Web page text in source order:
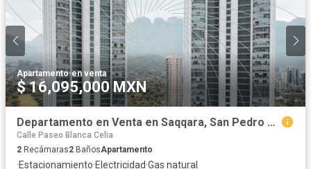
Apartamento·en venta
$ 16,095,000 MXN
Departamento en Venta en Saqqara, San Pedro Garza Garcia NL
Calle Paseo Blanca Celia
2 Recámaras2 BañosApartamento
·Estacionamiento·Electricidad·Gas natural